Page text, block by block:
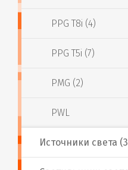
Источники света
PPG T8i (4)
PPG T5i (7)
PMG (2)
PWL